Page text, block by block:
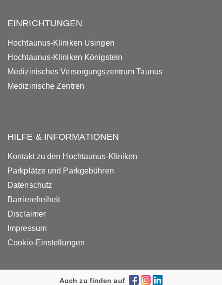
EINRICHTUNGEN
Hochtaunus-Kliniken Usingen
Hochtaunus-Kliniken Königstein
Medizinisches Versorgungszentrum Taunus
Medizinische Zentren
HILFE & INFORMATIONEN
Kontakt zu den Hochtaunus-Kliniken
Parkplätze und Parkgebühren
Datenschutz
Barrierefreiheit
Disclaimer
Impressum
Cookie-Einstellungen
Auch zu finden auf